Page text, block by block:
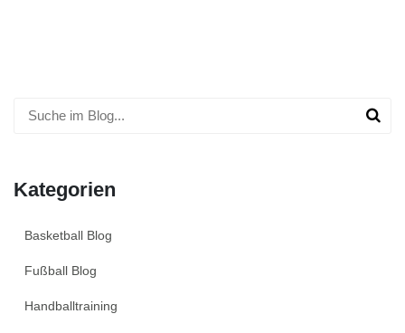
Kategorien
Basketball Blog
Fußball Blog
Handballtraining